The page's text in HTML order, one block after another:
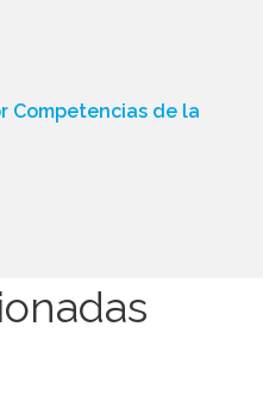
Competencias de la